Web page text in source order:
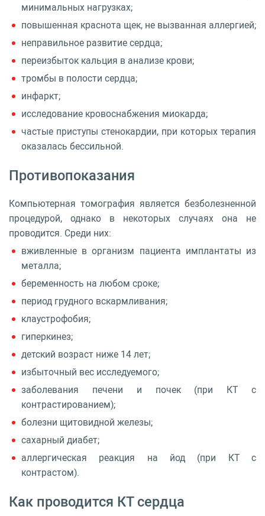
минимальных нагрузках;
повышенная краснота щек, не вызванная аллергией;
неправильное развитие сердца;
переизбыток кальция в анализе крови;
тромбы в полости сердца;
инфаркт;
исследование кровоснабжения миокарда;
частые приступы стенокардии, при которых терапия
оказалась бессильной.
Противопоказания
Компьютерная томография является безболезненной
процедурой, однако в некоторых случаях она не
проводится. Среди них:
вживленные в организм пациента имплантаты из
металла;
беременность на любом сроке;
период грудного вскармливания;
клаустрофобия;
гиперкинез;
детский возраст ниже 14 лет;
избыточный вес исследуемого;
заболевания печени и почек (при КТ с
контрастированием);
болезни щитовидной железы;
сахарный диабет;
аллергическая реакция на йод (при КТ с
контрастом).
Как проводится КТ сердца